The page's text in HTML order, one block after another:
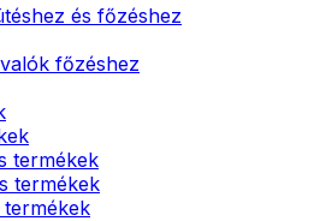
és főzéshez
főzéshez
termékek
termékek
termékek